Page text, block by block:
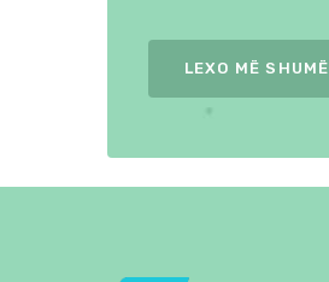
LEXO MË SHUMË